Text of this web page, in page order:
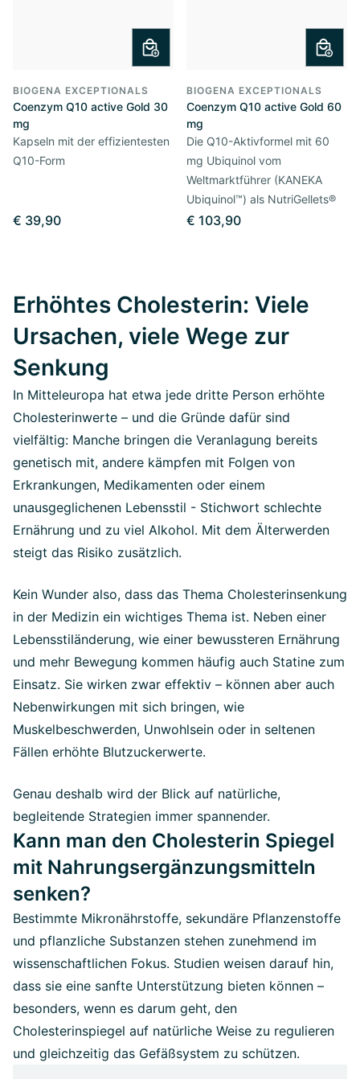
BIOGENA EXCEPTIONALS
Coenzym Q10 active Gold 30
mg
Kapseln mit der effizientesten
Q10-Form
€ 39,90
BIOGENA EXCEPTIONALS
Coenzym Q10 active Gold 60
mg
Die Q10-Aktivformel mit 60
mg Ubiquinol vom
Weltmarktführer (KANEKA
Ubiquinol™) als NutriGellets®
€ 103,90
Erhöhtes Cholesterin: Viele
Ursachen, viele Wege zur
Senkung
In Mitteleuropa hat etwa jede dritte Person erhöhte
Cholesterinwerte – und die Gründe dafür sind
vielfältig: Manche bringen die Veranlagung bereits
genetisch mit, andere kämpfen mit Folgen von
Erkrankungen, Medikamenten oder einem
unausgeglichenen Lebensstil - Stichwort schlechte
Ernährung und zu viel Alkohol. Mit dem Älterwerden
steigt das Risiko zusätzlich.
Kein Wunder also, dass das Thema Cholesterinsenkung
in der Medizin ein wichtiges Thema ist. Neben einer
Lebensstiländerung, wie einer bewussteren Ernährung
und mehr Bewegung kommen häufig auch Statine zum
Einsatz. Sie wirken zwar effektiv – können aber auch
Nebenwirkungen mit sich bringen, wie
Muskelbeschwerden, Unwohlsein oder in seltenen
Fällen erhöhte Blutzuckerwerte.
Genau deshalb wird der Blick auf natürliche,
begleitende Strategien immer spannender.
Kann man den Cholesterin Spiegel
mit Nahrungsergänzungsmitteln
senken?
Bestimmte Mikronährstoffe, sekundäre Pflanzenstoffe
und pflanzliche Substanzen stehen zunehmend im
wissenschaftlichen Fokus. Studien weisen darauf hin,
dass sie eine sanfte Unterstützung bieten können –
besonders, wenn es darum geht, den
Cholesterinspiegel auf natürliche Weise zu regulieren
und gleichzeitig das Gefäßsystem zu schützen.